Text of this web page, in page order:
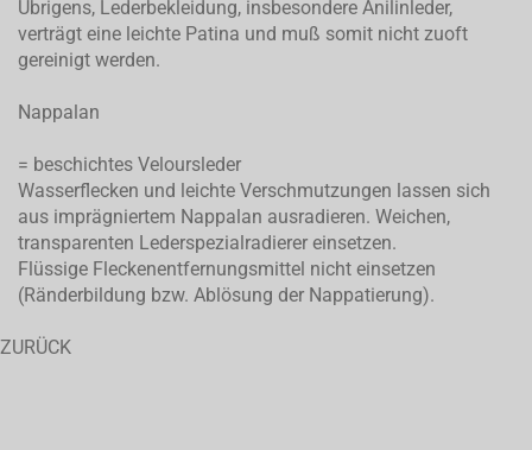
Übrigens, Lederbekleidung, insbesondere Anilinleder,
verträgt eine leichte Patina und muß somit nicht zuoft
gereinigt werden.
Nappalan
= beschichtes Veloursleder
Wasserflecken und leichte Verschmutzungen lassen sich
aus imprägniertem Nappalan ausradieren. Weichen,
transparenten Lederspezialradierer einsetzen.
Flüssige Fleckenentfernungsmittel nicht einsetzen
(Ränderbildung bzw. Ablösung der Nappatierung).
ZURÜCK